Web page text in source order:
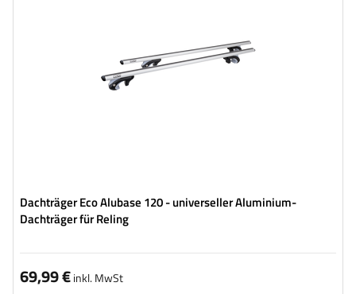
Dachträger Eco Alubase 120 - universeller Aluminium-
Dachträger für Reling
69,99 €inkl. MwSt